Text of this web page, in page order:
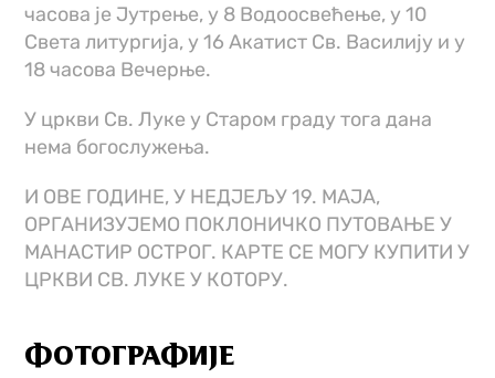
часова је Јутрење, у 8 Водоосвећење, у 10
Света литургија, у 16 Акатист Св. Василију и у
18 часова Вечерње.
У цркви Св. Луке у Старом граду тога дана
нема богослужења.
И ОВЕ ГОДИНЕ, У НЕДЈЕЉУ 19. МАЈА,
ОРГАНИЗУЈЕМО ПОКЛОНИЧКО ПУТОВАЊЕ У
МАНАСТИР ОСТРОГ. КАРТЕ СЕ МОГУ КУПИТИ У
ЦРКВИ СВ. ЛУКЕ У КОТОРУ.
ФОТОГРАФИЈЕ